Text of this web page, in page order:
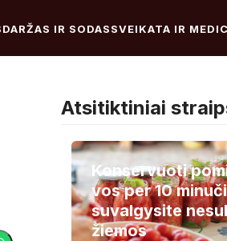
DARŽAS IR SODASSVEIKATA IR
Atsitiktiniai
Konservuoti
vos per 10
suvalgysite
žiemos